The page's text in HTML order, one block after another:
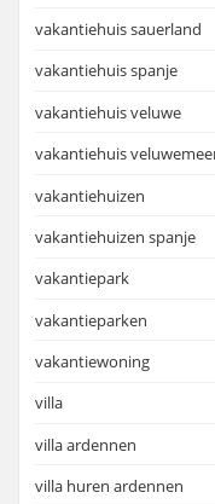
vakantiehuis sauerland
vakantiehuis spanje
vakantiehuis veluwe
vakantiehuis
vakantiehuizen
vakantiehuizen spanje
vakantiepark
vakantieparken
vakantiewoning
villa
villa ardennen
villa huren ardennen